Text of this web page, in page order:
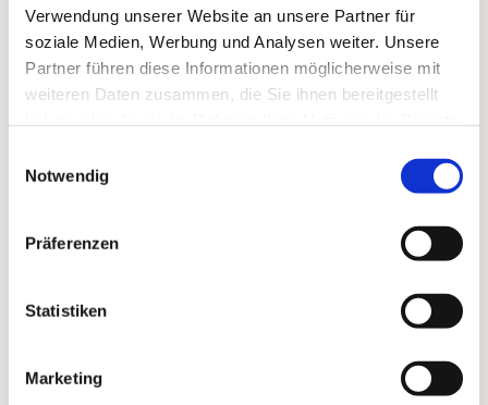
Verwendung unserer Website an unsere Partner für
soziale Medien, Werbung und Analysen weiter. Unsere
Partner führen diese Informationen möglicherweise mit
weiteren Daten zusammen, die Sie ihnen bereitgestellt
Notwendig
Präferenzen
Statistiken
Marketing